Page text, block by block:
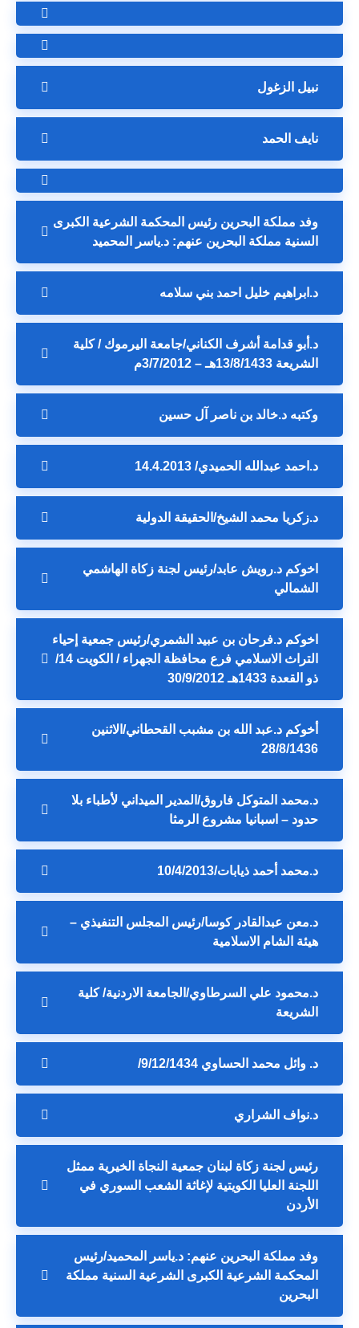
نبيل الزغول
نايف الحمد
وفد مملكة البحرين رئيس المحكمة الشرعية الكبرى
السنية مملكة البحرين عنهم: د.ياسر المحميد
د.ابراهيم خليل احمد بني سلامه
د.أبو قدامة أشرف الكناني/جامعة اليرموك / كلية
الشريعة 13/8/1433هـ – 3/7/2012م
وكتبه د.خالد بن ناصر آل حسين
د.احمد عبدالله الحميدي/ 14.4.2013
د.زكريا محمد الشيخ/الحقيقة الدولية
اخوكم د.رويش عابد/رئيس لجنة زكاة الهاشمي
الشمالي
اخوكم د.فرحان بن عبيد الشمري/رئيس جمعية إحياء
التراث الاسلامي فرع محافظة الجهراء / الكويت 14/
ذو القعدة 1433هـ 30/9/2012
أخوكم د.عبد الله بن مشبب القحطاني/الاثنين
28/8/1436
د.محمد المتوكل فاروق/المدير الميداني لأطباء بلا
حدود – اسبانيا مشروع الرمثا
د.محمد أحمد ذيابات/10/4/2013
د.معن عبدالقادر كوسا/رئيس المجلس التنفيذي –
هيئة الشام الاسلامية
د.محمود علي السرطاوي/الجامعة الاردنية/ كلية
الشريعة
د. وائل محمد الحساوي 9/12/1434/
د.نواف الشراري
رئيس لجنة زكاة لبنان جمعية النجاة الخيرية ممثل
اللجنة العليا الكويتية لإغاثة الشعب السوري في
الأردن
وفد مملكة البحرين عنهم: د.ياسر المحميد/رئيس
المحكمة الشرعية الكبرى الشرعية السنية مملكة
البحرين